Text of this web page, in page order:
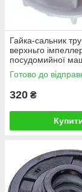
Гайка-сальник
верхньго
посудомийної
Ariston C001443
Готово до
320 ₴